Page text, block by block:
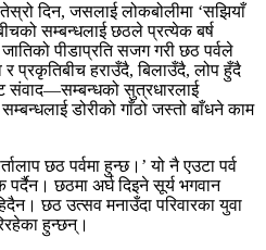
दिन, जसलाई लोकबोलीमा ‘सझियाँ
सम्बन्धलाई छठले प्रत्येक बर्ष
पीडाप्रति सजग गरी छठ पर्वले
र प्रकृतिबीच हराउँदै, बिलाउँदै, लोप हुँदै
संवाद—सम्बन्धको सुत्रधारलाई
डोरीको गाँठो जस्तो बाँधने काम
छठ पर्वमा हुन्छ।’ यो नै एउटा पर्व
छठमा अर्घ दिइने सूर्य भगवान
छठ उत्सव मनाउँदा परिवारका युवा
हुन्छन्।